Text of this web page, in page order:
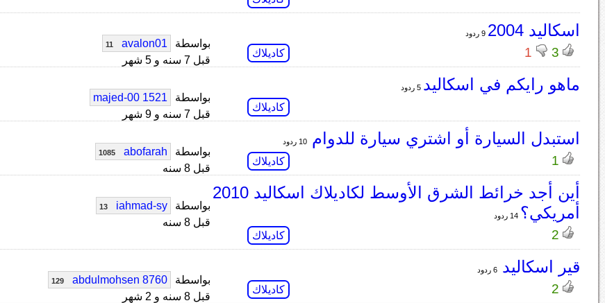
اسكاليد 2004 9 ردود
3
1 كاديلاك
بواسطة avalon01
11
قبل 7 سنه و 5 شهر
ماهو رايكم في اسكاليد 5 ردود
كاديلاك
بواسطة
majed-00 1521
قبل 7 سنه و 9 شهر
استبدل السيارة أو اشتري سيارة للدوام10 ردود
1 كاديلاك
بواسطة abofarah
1085
قبل 8 سنه
أين أجد خرائط الشرق الأوسط لكاديلاك اسكاليد 2010
أمريكي؟ 14 ردود
2 كاديلاك
بواسطة iahmad-sy
13
قبل 8 سنه
قير اسكاليد6 ردود
2 كاديلاك
بواسطة abdulmohsen 8760
129
قبل 8 سنه و 2 شهر